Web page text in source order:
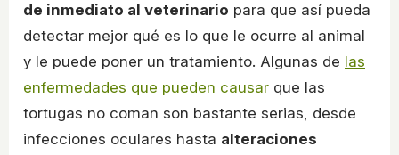
de inmediato al veterinario para que así pueda
detectar mejor qué es lo que le ocurre al animal
y le puede poner un tratamiento. Algunas de las
enfermedades que pueden causar que las
tortugas no coman son bastante serias, desde
infecciones oculares hasta alteraciones